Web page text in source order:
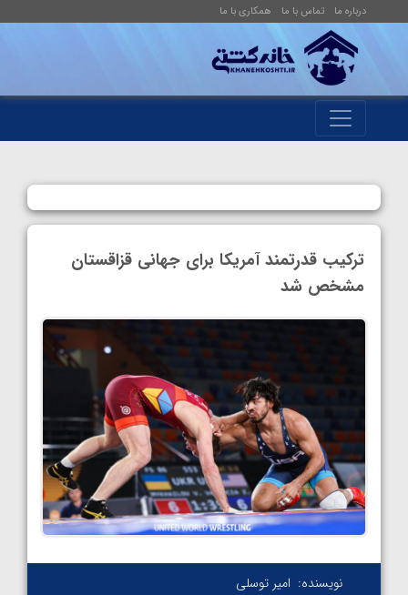
درباره ما تماس با ما همکاری با ما
ترکیب قدرتمند آمریکا برای جهانی قزاقستان
مشخص شد
نویسنده: امیر توسلی